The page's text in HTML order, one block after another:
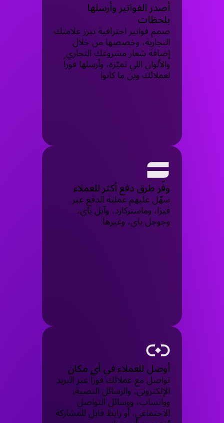
أصدر الفواتير وأرسلها
بلحظات
صمم فواتير احترافية تبرز علامتك
التجارية، وخصصها من خلال
إضافة شعار مشروعك التجاري
والألوان اللي تميّزه، وأرسلها فوراً
لعملائك وين ما كانوا
وفّر طرق دفع أكثر للعملاء
سهّل عليهم عملية الدفع عبر
فيزا، وماستركارد، وآبل باي،
وجوجل باي، وغيرها
أوصل للعملاء في أي مكان
تواصل مع عملائك فوراً عبر البريد
الإلكتروني، والرسائل النصية،
وواتساب، ووسائل التواصل
الاجتماعي، أو رابط قابل للمشاركة